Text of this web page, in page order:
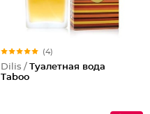
(4)
Dilis / Туалетная вода
Taboo